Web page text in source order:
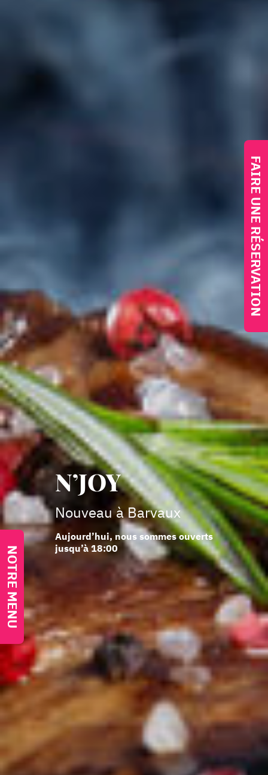
N’JOY
Nouveau à Barvaux
Aujourd’hui, nous sommes ouverts
jusqu’à 18:00
NOTRE MENU
FAIRE UNE RÉSERVATION